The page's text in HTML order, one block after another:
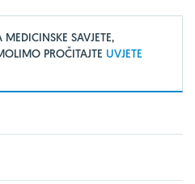
SAVJETE,
PROČITAJTE UVJETE